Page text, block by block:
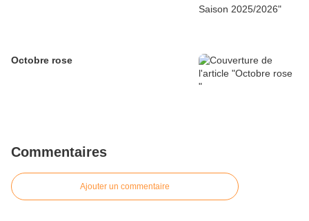
Octobre rose
Commentaires
Ajouter un commentaire